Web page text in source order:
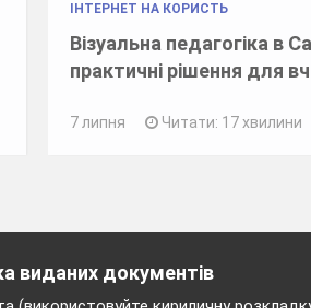
ІНТЕРНЕТ НА КОРИСТЬ
Візуальна педагогіка в
практичні рішення для
7 липня Читати: 17 хвилини
виданих документів